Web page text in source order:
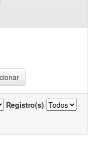
Registro(s)